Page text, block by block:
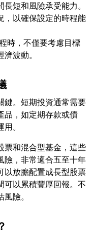
短和風險承受能力。
，以確保設定的時程能
時，不僅要考慮目標
鍵。短期投資通常需要
品，如定期存款或債
票和混合型基金，這些
險，非常適合五至十年
以放膽配置成長型股票
可以累積豐厚回報。不